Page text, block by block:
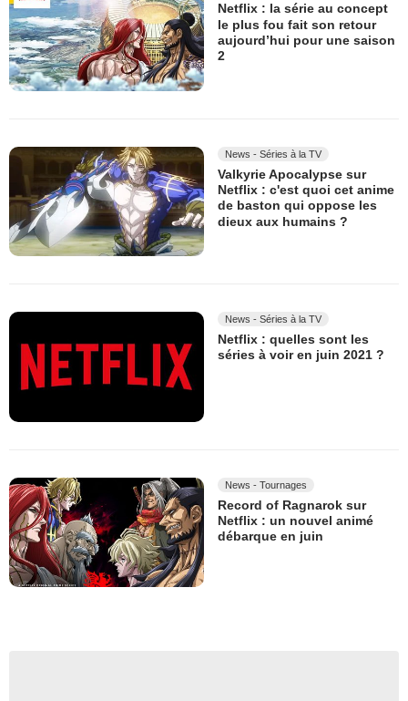
Netflix : la série au concept
le plus fou fait son retour
aujourd’hui pour une saison
2
News - Séries à la TV
Valkyrie Apocalypse sur
Netflix : c'est quoi cet anime
de baston qui oppose les
dieux aux humains ?
News - Séries à la TV
Netflix : quelles sont les
séries à voir en juin 2021 ?
News - Tournages
Record of Ragnarok sur
Netflix : un nouvel animé
débarque en juin